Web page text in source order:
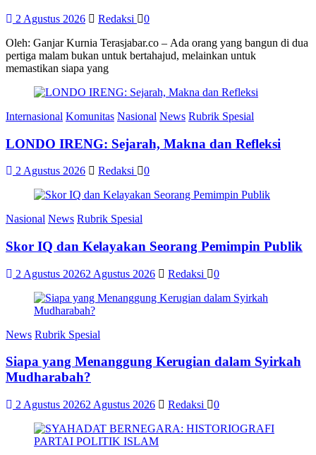
2 Agustus 2026 Redaksi
0
Oleh: Ganjar Kurnia Terasjabar.co – Ada orang yang bangun di dua
pertiga malam bukan untuk bertahajud, melainkan untuk
memastikan siapa yang
Internasional Komunitas Nasional News Rubrik Spesial
LONDO IRENG: Sejarah, Makna dan Refleksi
2 Agustus 2026 Redaksi 0
Nasional News Rubrik Spesial
Skor IQ dan Kelayakan Seorang Pemimpin Publik
2 Agustus 20262 Agustus 2026 Redaksi 0
News Rubrik Spesial
Siapa yang Menanggung Kerugian dalam Syirkah
Mudharabah?
2 Agustus 20262 Agustus 2026 Redaksi 0